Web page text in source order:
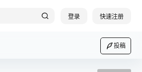
登录 快速注册
投稿